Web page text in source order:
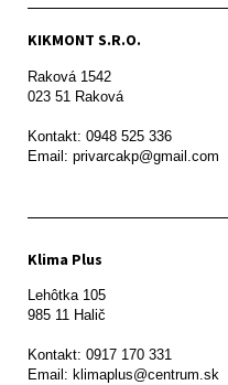
KIKMONT S.R.O.
Raková 1542
023 51 Raková
Kontakt: 0948 525 336
Email: privarcakp@gmail.com
Klima Plus
Lehôtka 105
985 11 Halič
Kontakt: 0917 170 331
Email: klimaplus@centrum.sk